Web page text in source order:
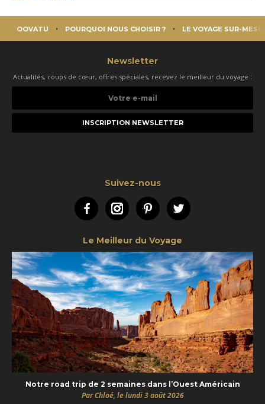
OOVATU POURQUOI NOUS CHOISIR ? LE VOYAGE SUR-
Newsletter
Actualités, coups de cœur, offres spéciales, recevez le meilleur du voyage :
e-
Suivez-nous
FacebookInstagramPinterestTwitter
Le Meilleur du Voyage
Notre road trip de 2 semaines dans l’Ouest Américain
Par Chloé, le lundi 3 août 2026